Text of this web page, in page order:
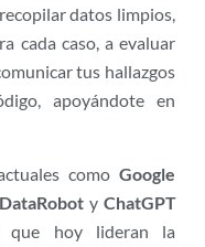
datos limpios,
cada caso, a evaluar
tus hallazgos
apoyándote en
comoGoogle
DataRoboty ChatGPT
que hoy lideran la